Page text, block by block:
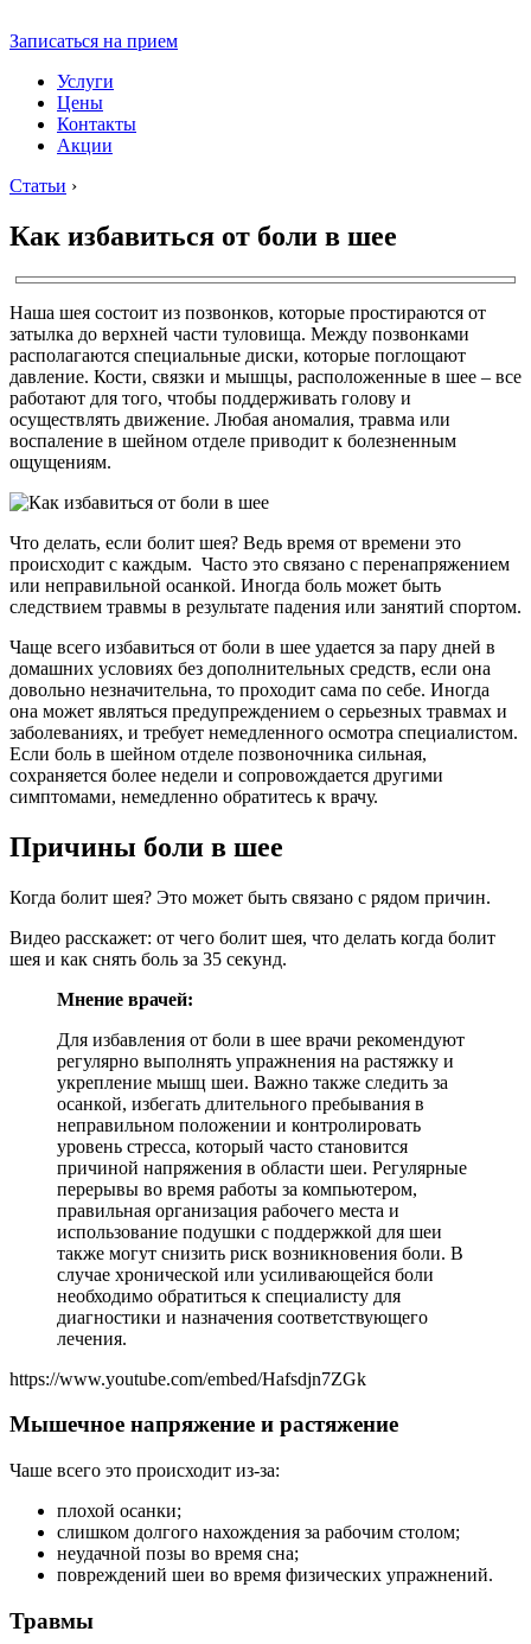
Записаться на прием
Услуги
Цены
Контакты
Акции
Статьи ›
Как избавиться от боли в шее
Наша шея состоит из позвонков, которые простираются от
затылка до верхней части туловища. Между позвонками
располагаются специальные диски, которые поглощают
давление. Кости, связки и мышцы, расположенные в шее – все
работают для того, чтобы поддерживать голову и
осуществлять движение. Любая аномалия, травма или
воспаление в шейном отделе приводит к болезненным
ощущениям.
Что делать, если болит шея? Ведь время от времени это
происходит с каждым. Часто это связано с перенапряжением
или неправильной осанкой. Иногда боль может быть
следствием травмы в результате падения или занятий спортом.
Чаще всего избавиться от боли в шее удается за пару дней в
домашних условиях без дополнительных средств, если она
довольно незначительна, то проходит сама по себе. Иногда
она может являться предупреждением о серьезных травмах и
заболеваниях, и требует немедленного осмотра специалистом.
Если боль в шейном отделе позвоночника сильная,
сохраняется более недели и сопровождается другими
симптомами, немедленно обратитесь к врачу.
Причины боли в шее
Когда болит шея? Это может быть связано с рядом причин.
Видео расскажет: от чего болит шея, что делать когда болит
шея и как снять боль за 35 секунд.
Мнение врачей:
Для избавления от боли в шее врачи рекомендуют
регулярно выполнять упражнения на растяжку и
укрепление мышц шеи. Важно также следить за
осанкой, избегать длительного пребывания в
неправильном положении и контролировать
уровень стресса, который часто становится
причиной напряжения в области шеи. Регулярные
перерывы во время работы за компьютером,
правильная организация рабочего места и
использование подушки с поддержкой для шеи
также могут снизить риск возникновения боли. В
случае хронической или усиливающейся боли
необходимо обратиться к специалисту для
диагностики и назначения соответствующего
лечения.
https://www.youtube.com/embed/Hafsdjn7ZGk
Мышечное напряжение и растяжение
Чаше всего это происходит из-за:
плохой осанки;
слишком долгого нахождения за рабочим столом;
неудачной позы во время сна;
повреждений шеи во время физических упражнений.
Травмы